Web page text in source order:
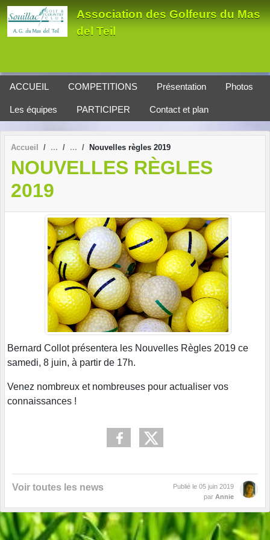
Association des Golfeurs du Mas
del Teil
ACCUEIL COMPETITIONS Présentation Photos
Les équipes PARTICIPER Contact et plan
Accueil Nouvelles règles 2019
NOUVELLES RÈGLES
2019
Bernard Collot présentera les Nouvelles Règles 2019 ce
samedi, 8 juin, à partir de 17h.
Venez nombreux et nombreuses pour actualiser vos
connaissances !
Voir toutes les news Publié le 05 juin 2019
par Annie
Panneau de gestion des cookies